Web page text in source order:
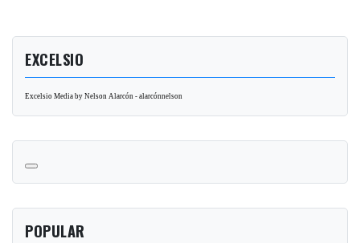
EXCELSIO
Excelsio Media by Nelson Alarcón - alarcónnelson
POPULAR